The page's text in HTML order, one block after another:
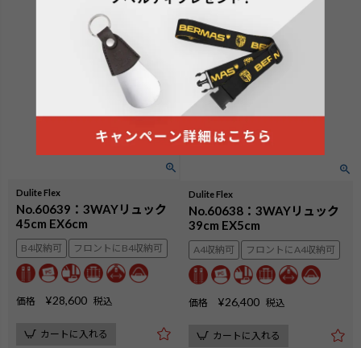
Dulite Flex
No.60639：3WAYリュック
45cm EX6cm
B4収納可 フロントにB4収納可
価格 ¥28,600 税込
カートに入れる
Dulite Flex
No.60638：3WAYリュック
39cm EX5cm
A4収納可 フロントにA4収納可
価格 ¥26,400 税込
カートに入れる